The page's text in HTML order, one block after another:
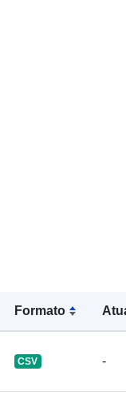
Formato
CSV -